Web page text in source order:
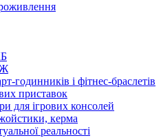
годинників і фітнес-браслетів
приставок
для ігрових консолей
керма
реальності